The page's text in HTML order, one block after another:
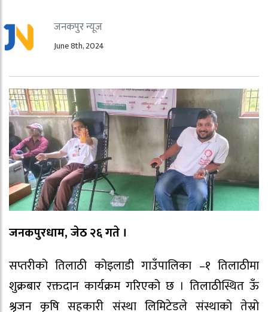
जनकपुर न्यूज
June 8th, 2024
जनकपुरधाम, जेठ २६ गते ।
सप्तरीको तिलाठी कोइलाडी गाउँपालिका –१ तिलाठीमा
शुक्रबार रक्तदान कार्यक्रम गरिएको छ । तिलाठीस्थित ऊँ
श्रृजन कृषि सहकारी संस्था लिमिटेडले संस्थाको तेस्रो